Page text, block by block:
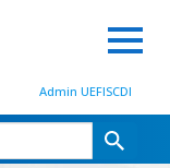
Admin UEFISCDI